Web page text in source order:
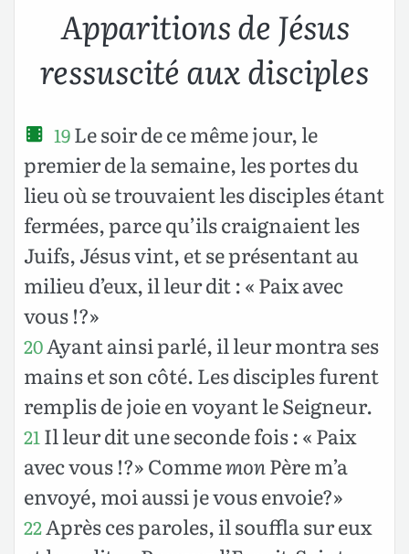
Apparitions de Jésus
ressuscité aux disciples
19Le soir de ce même jour, le
premier de la semaine, les portes du
lieu où se trouvaient les disciples étant
fermées, parce qu’ils craignaient les
Juifs, Jésus vint, et se présentant au
milieu d’eux, il leur dit : « Paix avec
vous !?»
20Ayant ainsi parlé, il leur montra ses
mains et son côté. Les disciples furent
remplis de joie en voyant le Seigneur.
21 Il leur dit une seconde fois : « Paix
avec vous !?» CommemonPère m’a
envoyé, moi aussi je vous envoie?»
22Après ces paroles, il souffla sur eux